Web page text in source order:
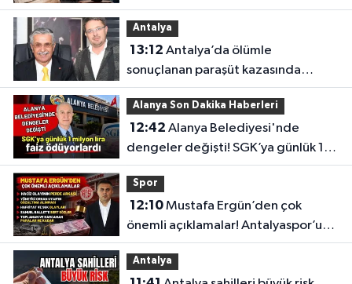
Antalya
13:12
sonuçlanan paraşüt kazasında
gözler Necati Topaloğlu’nun
oğlunda
Alanya Son Dakika Haberleri
12:42
dengeler değişti! SGK’ya günlük 1
milyon lira faiz ödüyorlardı
Spor
12:10Mustafa Ergün’den çok
önemli açıklamalar! Antalyaspor’un
merak edilenlerini anlattı
Antalya